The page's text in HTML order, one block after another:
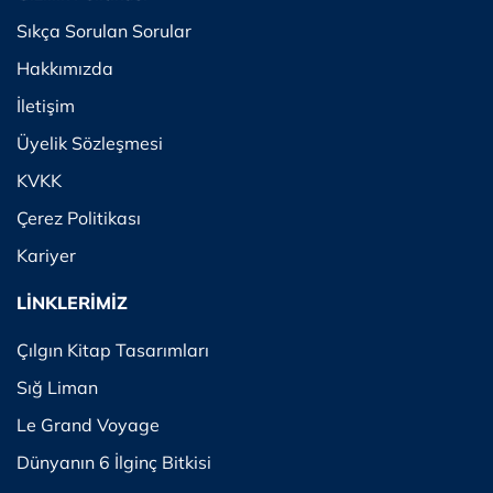
Sıkça Sorulan Sorular
Hakkımızda
İletişim
Üyelik Sözleşmesi
KVKK
Çerez Politikası
Kariyer
LİNKLERİMİZ
Çılgın Kitap Tasarımları
Sığ Liman
Le Grand Voyage
Dünyanın 6 İlginç Bitkisi